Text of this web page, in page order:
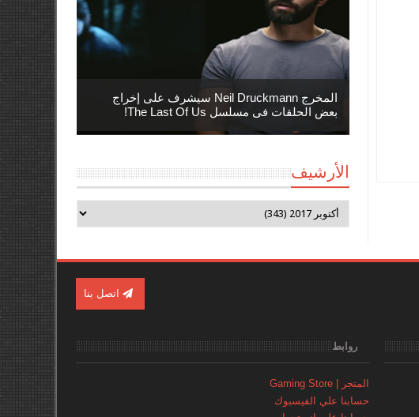
المخرج Neil Druckmann سيشرف على إخراج
بعض الحلقات فى مسلسل The Last Of Us!
الأرشيف
اتصل بنا
روابط
المتجر | Gaming Store
حسابنا علي الفيسبوك